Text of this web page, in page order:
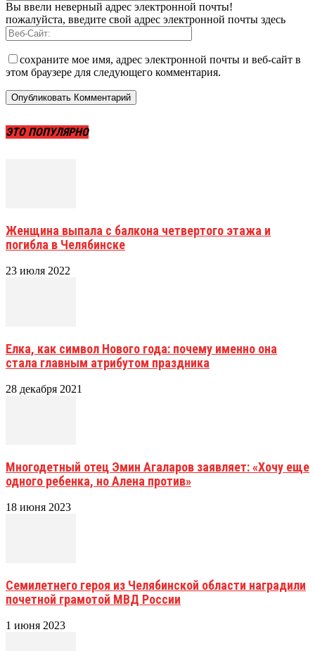
Вы ввели неверный адрес электронной почты!
пожалуйста, введите свой адрес электронной почты здесь
сохраните мое имя, адрес электронной почты и веб-сайт в
этом браузере для следующего комментария.
ЭТО ПОПУЛЯРНО
Женщина выпала с балкона четвертого этажа и
погибла в Челябинске
23 июля 2022
Елка, как символ Нового года: почему именно она
стала главным атрибутом праздника
28 декабря 2021
Многодетный отец Эмин Агаларов заявляет: «Хочу еще
одного ребенка, но Алена против»
18 июня 2023
Семилетнего героя из Челябинской области наградили
почетной грамотой МВД России
1 июня 2023